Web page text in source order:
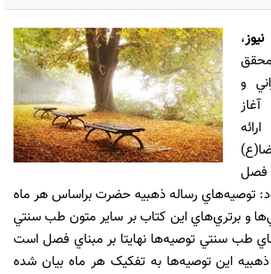
،
و
فصل
توصيه‌هاي رساله ذهبيه حضرت براساس هر ماه
و برتري‌هاي اين کتاب بر ساير متون طب سنتي
طب سنتي توصيه‌ها نهايتا بر مبناي فصل است
اين توصيه‌ها به تفکيک هر ماه بيان شده